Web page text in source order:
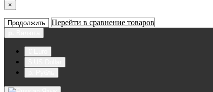
×
Продолжить Перейти в сравнение товаров